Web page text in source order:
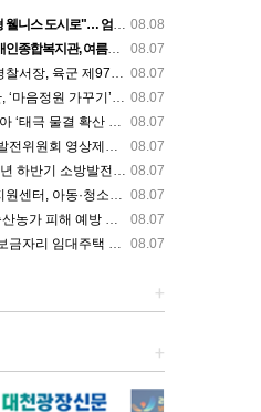
08.08
용 보령시장, 청라면 찾아 첫 '주민 대화'
08.07
계절학교 '신나는 여름탐험대' 성료』
08.07
7해안감시대대 방문… 밀입국 차단 공조 강화
08.07
가꾸기’ 프로그램 큰 호응
08.07
물결 확산 캠페인’ 추진
08.07
카메라 기탁으로 영상 홍보 역량 강화
08.07
방발전위원회 정기회의 개최
08.07
청소년 ‘튼튼 건강 교실’ 운영
08.07
가 피해 예방 총력
08.07
대주택 4세대 입주자 모집
+
+